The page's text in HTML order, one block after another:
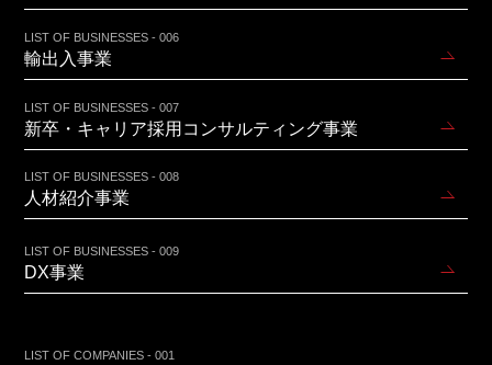
LIST OF BUSINESSES - 006
輸出入事業
LIST OF BUSINESSES - 007
新卒・キャリア採用コンサルティング事業
LIST OF BUSINESSES - 008
人材紹介事業
LIST OF BUSINESSES - 009
DX事業
LIST OF COMPANIES - 001